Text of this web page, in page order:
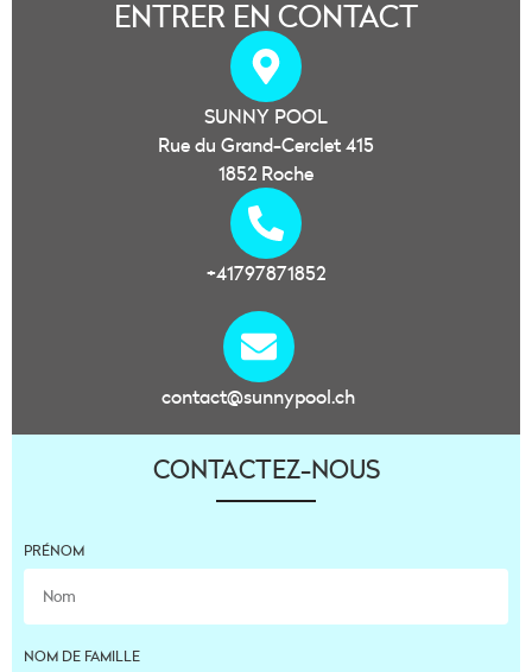
ENTRER EN CONTACT
SUNNY POOL
Rue du Grand-Cerclet 415
1852 Roche
+41797871852
contact@sunnypool.ch
CONTACTEZ-NOUS
PRÉNOM
NOM DE FAMILLE